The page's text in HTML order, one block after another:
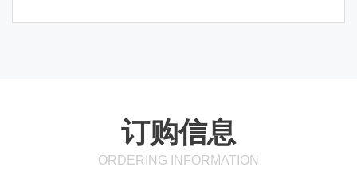
订购信息
ORDERING INFORMATION